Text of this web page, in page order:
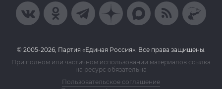
© 2005-2026, Партия «Единая Россия». Все права защищены.
При полном или частичном использовании материалов ссылка
на ресурс обязательна
Пользовательское соглашение